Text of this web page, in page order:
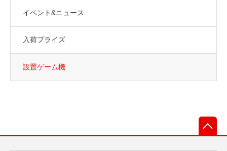
イベント&ニュース
入荷プライズ
設置ゲーム機